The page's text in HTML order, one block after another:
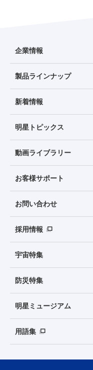
企業情報
製品ラインナップ
新着情報
明星トピックス
動画ライブラリー
お客様サポート
お問い合わせ
採用情報
宇宙特集
防災特集
明星ミュージアム
用語集